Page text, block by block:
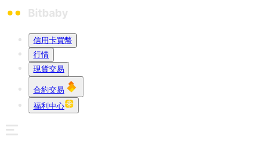
信用卡買幣
行情
現貨交易
合約交易
福利中心